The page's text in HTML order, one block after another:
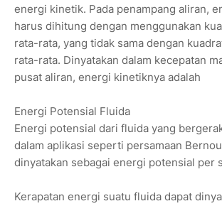
energi kinetik. Pada penampang aliran,
harus dihitung dengan menggunakan
rata-rata, yang tidak sama dengan
rata-rata. Dinyatakan dalam kecepatan
pusat aliran, energi kinetiknya adalah
Energi Potensial Fluida
Energi potensial dari fluida yang
dalam aplikasi seperti persamaan
dinyatakan sebagai energi potensial per
Kerapatan energi suatu fluida dapat